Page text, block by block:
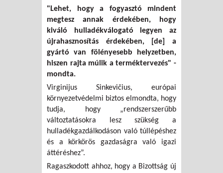
"Lehet, hogy a fogyasztó mindent
megtesz annak érdekében, hogy
kiváló hulladékválogató legyen az
újrahasznosítás érdekében, [de] a
gyártó van fölényesebb helyzetben,
hiszen rajta múlik a terméktervezés" -
mondta.
Virginijus Sinkevičius, európai
környezetvédelmi biztos elmondta, hogy
tudja, hogy „rendszerszerűbb
változtatásokra lesz szükség a
hulladékgazdálkodáson való túllépéshez
és a körkörös gazdaságra való igazi
áttéréshez”.
Ragaszkodott ahhoz, hogy a Bizottság új